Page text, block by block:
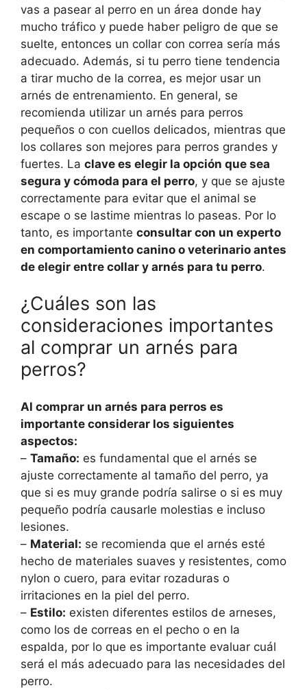
vas a pasear al perro en un área donde hay
mucho tráfico y puede haber peligro de que se
suelte, entonces un collar con correa sería más
adecuado. Además, si tu perro tiene tendencia
a tirar mucho de la correa, es mejor usar un
arnés de entrenamiento. En general, se
recomienda utilizar un arnés para perros
pequeños o con cuellos delicados, mientras que
los collares son mejores para perros grandes y
fuertes. La clave es elegir la opción que sea
segura y cómoda para el perro, y que se ajuste
correctamente para evitar que el animal se
escape o se lastime mientras lo paseas. Por lo
tanto, es importante consultar con un experto
en comportamiento canino o veterinario antes
de elegir entre collar y arnés para tu perro.
¿Cuáles son las
consideraciones importantes
al comprar un arnés para
perros?
Al comprar un arnés para perros es
importante considerar los siguientes
aspectos:
– Tamaño: es fundamental que el arnés se
ajuste correctamente al tamaño del perro, ya
que si es muy grande podría salirse o si es muy
pequeño podría causarle molestias e incluso
lesiones.
– Material: se recomienda que el arnés esté
hecho de materiales suaves y resistentes, como
nylon o cuero, para evitar rozaduras o
irritaciones en la piel del perro.
– Estilo: existen diferentes estilos de arneses,
como los de correas en el pecho o en la
espalda, por lo que es importante evaluar cuál
será el más adecuado para las necesidades del
perro.